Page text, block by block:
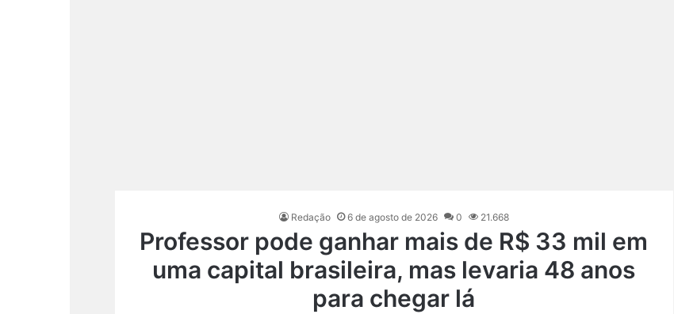
Redação 6 de agosto de 2026 0 21.668
Professor pode ganhar mais de R$ 33 mil em
uma capital brasileira, mas levaria 48 anos
para chegar lá